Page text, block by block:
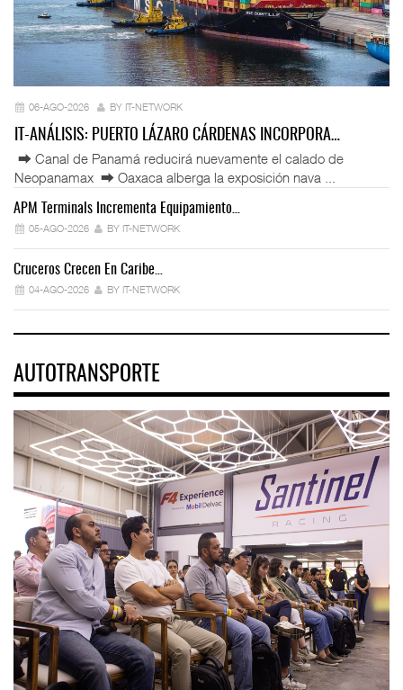
06-AGO-2026 BY IT-NETWORK
IT-ANÁLISIS: PUERTO LÁZARO CÁRDENAS INCORPORA…
⮕ Canal de Panamá reducirá nuevamente el calado de
Neopanamax ⮕ Oaxaca alberga la exposición nava ...
APM Terminals Incrementa Equipamiento…
05-AGO-2026 BY IT-NETWORK
Cruceros Crecen En Caribe…
04-AGO-2026 BY IT-NETWORK
AUTOTRANSPORTE